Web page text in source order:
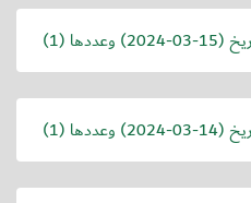
(
2024-03-15) وعددها (1)
(
2024-03-14) وعددها (1)